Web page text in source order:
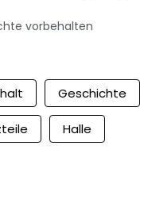
vorbehalten
Geschichte
Halle